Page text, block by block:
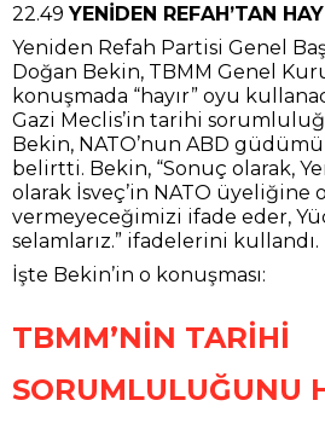
22.49YENİDEN REFAH’TAN
Yeniden Refah Partisi Genel
Doğan Bekin, TBMM Genel
konuşmada “hayır” oyu
Gazi Meclis’in tarihi
Bekin, NATO’nun ABD
belirtti. Bekin, “Sonuç olarak,
olarak İsveç’in NATO üyeliğine
vermeyeceğimizi ifade eder,
selamlarız.” ifadelerini kullandı.
İşte Bekin’in o konuşması:
TBMM’NİN TARİHİ
SORUMLULUĞUNU